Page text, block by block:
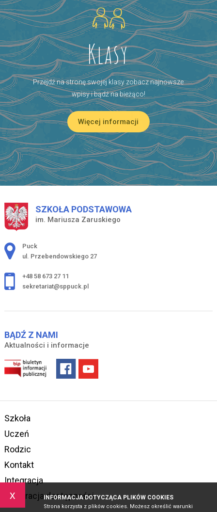
x INFORMACJA DOTYCZĄCA PLIKÓW COOKIES
Strona korzysta z plików cookies. Możesz określić warunki
Klasy
Przejdź na stronę swojej klasy zobacz najnowsze
wpisy i bądź na bieżąco!
Więcej informacji
SZKOŁA PODSTAWOWA
im. Mariusza Zaruskiego
Adres pocztowy:
Puck
ul. Przebendowskiego 27
+48 58 673 27 11
sekretariat@sppuck.pl
BĄDŹ Z NAMI
Aktualności i informacje
Szkoła
Uczeń
Rodzic
Kontakt
Integracja
Deklaracja dostępności